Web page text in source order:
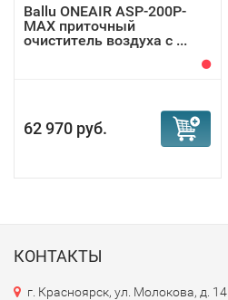
Ballu ONEAIR ASP-200P-
MAX приточный
очиститель воздуха с ...
62 970 руб.
КОНТАКТЫ
г. Красноярск, ул. Молокова, д. 14